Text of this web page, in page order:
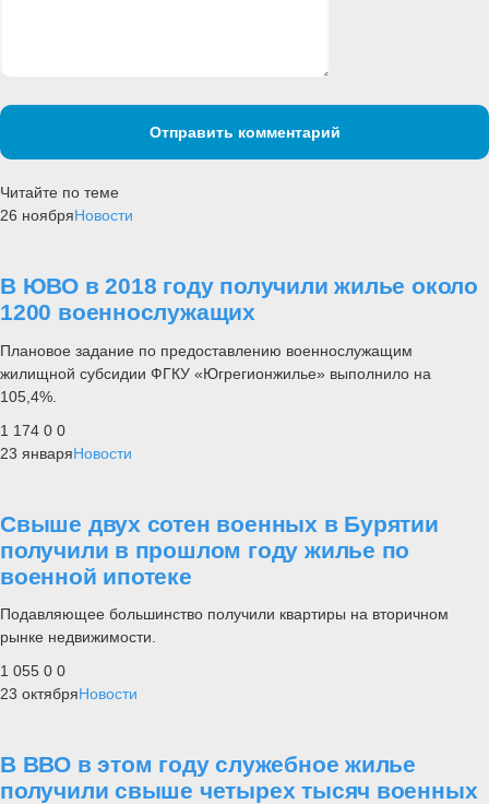
Отправить комментарий
Читайте по теме
26 ноябряНовости
В ЮВО в 2018 году получили жилье около
1200 военнослужащих
Плановое задание по предоставлению военнослужащим
жилищной субсидии ФГКУ «Югрегионжилье» выполнило на
105,4%.
1 174 0 0
23 январяНовости
Свыше двух сотен военных в Бурятии
получили в прошлом году жилье по
военной ипотеке
Подавляющее большинство получили квартиры на вторичном
рынке недвижимости.
1 055 0 0
23 октябряНовости
В ВВО в этом году служебное жилье
получили свыше четырех тысяч военных